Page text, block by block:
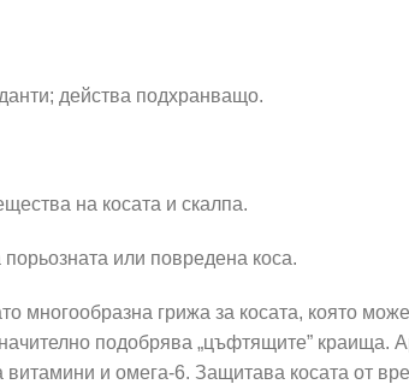
действа подхранващо.
на косата и скалпа.
или повредена коса.
многообразна грижа за косата, която
подобрява „цъфтящите” краища.
витамини и омега-6. Защитава косата от